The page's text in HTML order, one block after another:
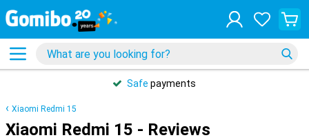
Safe payments
Xiaomi Redmi 15
Xiaomi Redmi 15 - Reviews